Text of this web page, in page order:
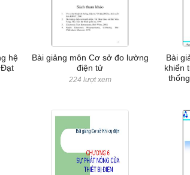
hệ
Đạt
Bài giảng môn Cơ sở đo lường
điện tử
224 lượt xem
Bài
khiển